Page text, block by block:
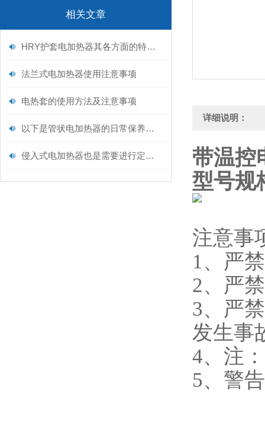
相关文章
HRY护套电加热器其各方面的特点如下
法兰式电加热器使用注意事项
电热套的使用方法及注意事项
以下是管状电加热器的日常保养建议
侵入式电加热器也是需要进行定期保养的
详细说明：
带温控
型号规
注意事
1、严
2、严
3、严
发生事
4、注
5、警